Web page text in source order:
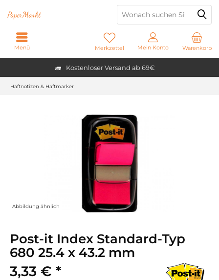
Kostenloser Versand ab 69€
PaperMarkt
Warenkorb
Merkzettel Mein Konto
Menü
Haftnotizen & Haftmarker
Abbildung ähnlich
Post-it Index Standard-Typ
680 25.4 x 43.2 mm
3,33 € *